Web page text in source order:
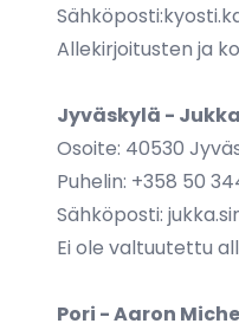
Sähköposti:
Allekirjoitusten ja
Jyväskylä -
Osoite: 40530
Puhelin: +358 50
Sähköposti:
Ei ole valtuutettu
Pori - Aaron